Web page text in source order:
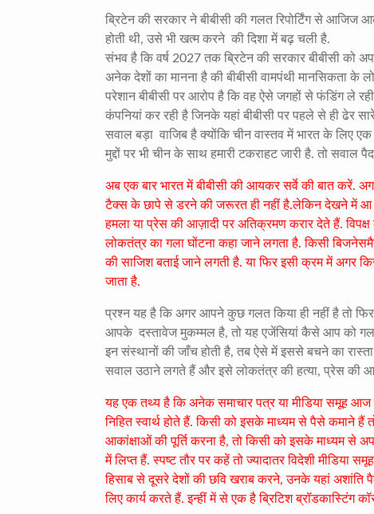
ब्रिटेन की सरकार ने बीबीसी की गलत रिपोर्टिंग से आजिज
होती थी, उसे भी खत्म करने की दिशा में बढ़ चली है.
संभव है कि वर्ष 2027 तक ब्रिटेन की सरकार बीबीसी को
अनेक देशों का मानना है की बीबीसी वामपंथी मानसिकता के
परेशान बीबीसी पर आरोप है कि वह ऐसे जगहों से फंडिंग ले
कंपनियां कर रही है जिनके यहां बीबीसी पर पहले से ही ढेर
सवाल बड़ा वाजिब है क्योंकि चीन वास्तव में भारत के लिए
मुद्दों पर भी चीन के साथ हमारी टकराहट जारी है. तो सवाल
अब एक बार भारत में बीबीसी की आयकर सर्वे की बात करें.
टैक्स के छापे से डरने की जरूरत ही नहीं है.लेकिन देखने में आ
हमला या प्रेस की आज़ादी पर अतिक्रमण करार देते हैं.
लोकतंत्र का गला घोंटना कहा जाने लगता है. किसी
की साजिश बताई जाने लगती है. या फिर इसी क्रम में अगर
जाता है.
प्रश्न यह है कि अगर आपने कुछ गलत किया ही नहीं है तो फिर
आपके दस्तावेज मुकम्मल है, तो यह एजेंसियां कैसे आप को गलत
इन संस्थानों की जाँच होती है, तब ऐसे में इससे बचने का
सवाल उठाने लगते हैं और इसे लोकतंत्र की हत्या, प्रेस की
यह एक तथ्य है कि अनेक समाचार पत्र या मीडिया समूह आज
निहित स्वार्थ होते हैं. किसी को इसके माध्यम से पैसे कमाने
आकांक्षाओं की पूर्ति करना है, तो किसी को इसके माध्यम से
में लिप्त हैं. स्पष्ट तौर पर कहें तो ज्यादातर विदेशी
हिसाब से दूसरे देशों की छवि खराब करने, उनके यहां अशांति
लिए कार्य करते हैं. इन्हीं में से एक है ब्रिटिश ब्रॉडकास्टिंग